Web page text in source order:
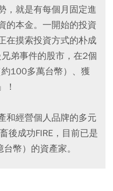
，就是有每個月固定進
的本金。一開始的投資
在摸索投資方式的朴成
弟事件的股市，在2個
100多萬台幣）、獲
！
和經營個人品牌的多元
後成功FIRE，目前已是
幣）的資產家。